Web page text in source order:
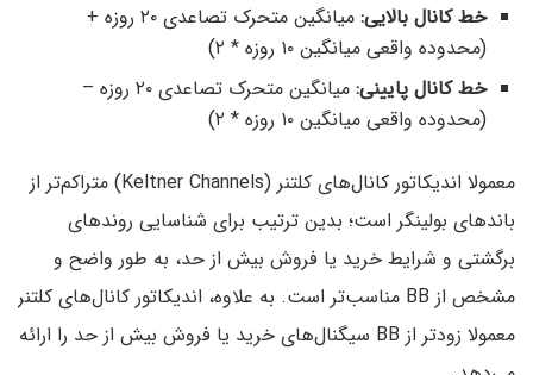
خط کانال بالایی:
میانگین متحرک تصاعدی ۲۰ روزه +
(محدوده واقعی میانگین ۱۰ روزه * ۲)
خط کانال پایینی:
میانگین متحرک تصاعدی ۲۰ روزه –
(محدوده واقعی میانگین ۱۰ روزه * ۲)
معمولا اندیکاتور کانال‌های کلتنر (Keltner Channels) متراکم‌تر از
باندهای بولینگر است؛ بدین ترتیب برای شناسایی روندهای
برگشتی و شرایط خرید یا فروش بیش از حد، به طور واضح و
مشخص از BB مناسب‌تر است. به علاوه، اندیکاتور کانال‌های کلتنر
معمولا زودتر از BB سیگنال‌های خرید یا فروش بیش از حد را ارائه